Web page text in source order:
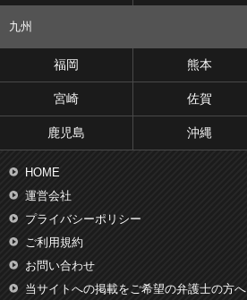
九州
福岡 熊本
宮崎 佐賀
鹿児島 沖縄
HOME
運営会社
プライバシーポリシー
ご利用規約
お問い合わせ
当サイトへの掲載をご希望の弁護士の方へ